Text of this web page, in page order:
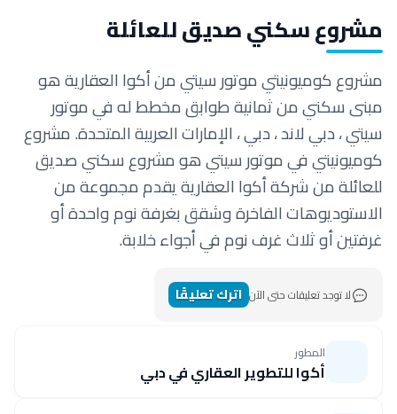
مشروع سكني صديق للعائلة
مشروع كوميونيتي موتور سيتي من أكوا العقارية هو
مبنى سكني من ثمانية طوابق مخطط له في موتور
سيتي ، دبي لاند ، دبي ، الإمارات العربية المتحدة. مشروع
كوميونيتي في موتور سيتي هو مشروع سكني صديق
للعائلة من شركة أكوا العقارية يقدم مجموعة من
الاستوديوهات الفاخرة وشقق بغرفة نوم واحدة أو
غرفتين أو ثلاث غرف نوم في أجواء خلابة.
لا توجد تعليقات حتى الآن اترك تعليقًا
المطور
أكوا للتطوير العقاري في دبي